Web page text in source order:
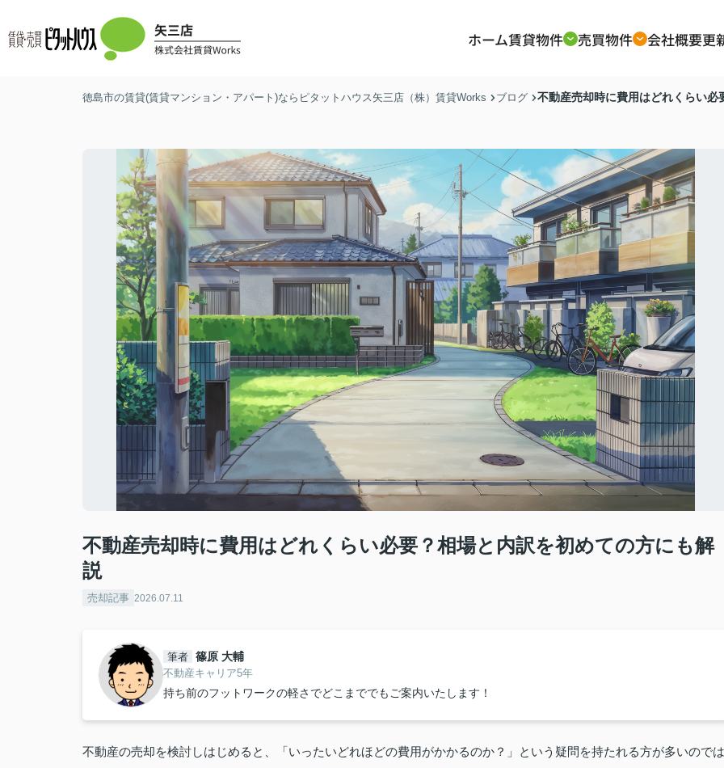
ホーム賃貸物件 売買物件 会社概要更
徳島市の賃貸(賃貸マンション・アパート)ならピタットハウス矢三店（株）賃貸Works ブログ 不動産売却時に費用はどれくらい
不動産売却時に費用はどれくらい必要？相場と内訳を初めての方にも解
説
売却記事 2026.07.11
筆者 篠原 大輔
不動産キャリア5年
持ち前のフットワークの軽さでどこまででもご案内いたします！
不動産の売却を検討しはじめると、「いったいどれほどの費用がかかるのか？」という疑問を持たれる方が多いのでは